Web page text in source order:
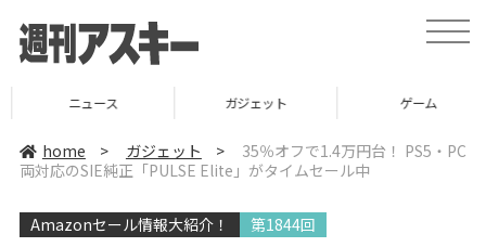
t
o
v
ニュース ガジェット ゲーム
home > ガジェット >
35％オフで1.4万円台！ PS5・PC
両対応のSIE純正「PULSE Elite」がタイムセール中
Amazonセール情報大紹介！ 第1844回